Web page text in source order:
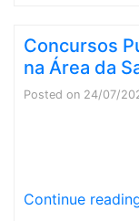
Concursos
na Área da
Posted on 24/07/
Continue